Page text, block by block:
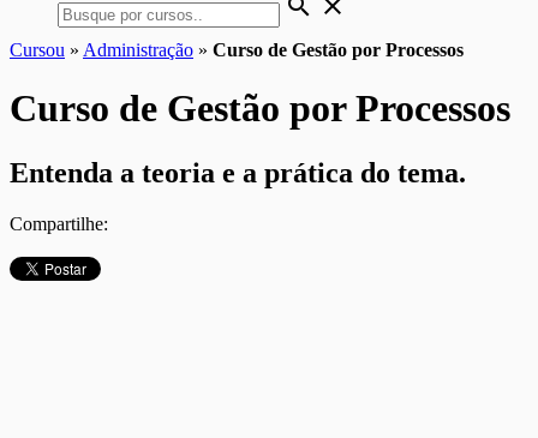
search close
Cursou » Administração » Curso de Gestão por Processos
Curso de Gestão por Processos
Entenda a teoria e a prática do tema.
Compartilhe: